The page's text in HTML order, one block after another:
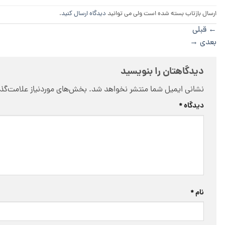
ارسال بازتاب بسته شده است ولی می توانید دیدگاه ارسال کنید.
← قبلی
بعدی →
دیدگاهتان را بنویسید
نشانی ایمیل شما منتشر نخواهد شد. بخش‌های موردنیاز
دیدگاه*
نام*